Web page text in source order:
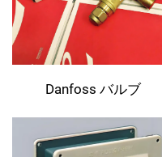
Danfoss バルブ